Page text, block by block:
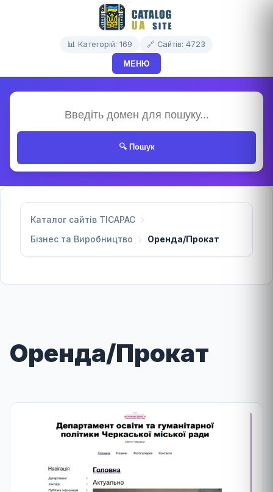
📊 Категорій: 169 🔗 Сайтів: 4723
МЕНЮ
🔍 Пошук
Каталог сайтів TICAPAC
Бізнес та Виробництво
Оренда/Прокат
Оренда/Прокат